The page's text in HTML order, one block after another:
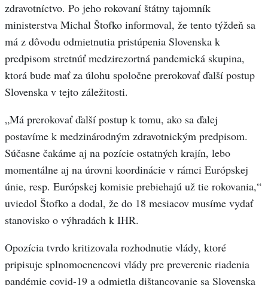
zdravotníctvo. Po jeho rokovaní štátny tajomník
ministerstva Michal Štofko informoval, že tento týždeň sa
má z dôvodu odmietnutia pristúpenia Slovenska k
predpisom stretnúť medzirezortná pandemická skupina,
ktorá bude mať za úlohu spoločne prerokovať ďalší postup
Slovenska v tejto záležitosti.
„Má prerokovať ďalší postup k tomu, ako sa ďalej
postavíme k medzinárodným zdravotnickým predpisom.
Súčasne čakáme aj na pozície ostatných krajín, lebo
momentálne aj na úrovni koordinácie v rámci Európskej
únie, resp. Európskej komisie prebiehajú už tie rokovania,“
uviedol Štofko a dodal, že do 18 mesiacov musíme vydať
stanovisko o výhradách k IHR.
Opozícia tvrdo kritizovala rozhodnutie vlády, ktoré
pripisuje splnomocnencovi vlády pre preverenie riadenia
pandémie covid-19 a odmietla dištancovanie sa Slovenska